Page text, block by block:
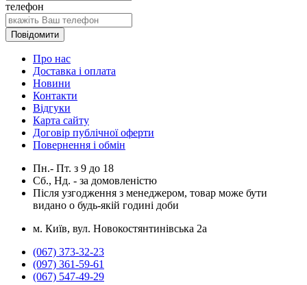
телефон
Повідомити
Про нас
Доставка і оплата
Новини
Контакти
Відгуки
Карта сайту
Договір публічної оферти
Повернення і обмін
Пн.- Пт. з 9 до 18
Сб., Нд. - за домовленістю
Після узгодження з менеджером, товар може бути
видано о будь-якій годині доби
м. Київ, вул. Новокостянтинівська 2а
(067) 373-32-23
(097) 361-59-61
(067) 547-49-29